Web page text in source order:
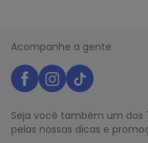
Acompanhe a gente
Seja você também um dos
pelas nossas dicas e